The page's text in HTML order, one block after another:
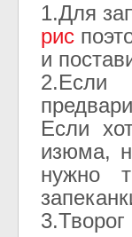
1.Для
рис
и
Если
изюма,
нужно